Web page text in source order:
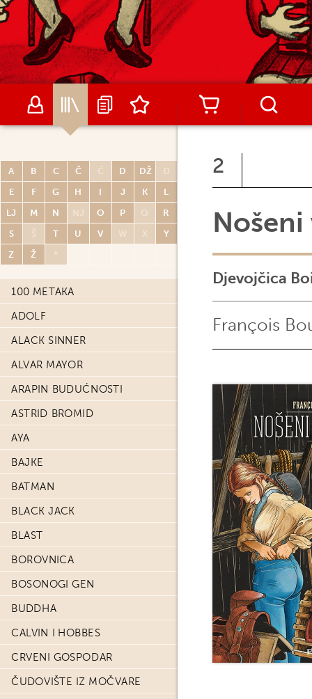
A B C Č Ć D DŽ
Đ
E
F G H I J K
L
LJ
M N NJ O P Q
R
S
Š T U V W X
Y
Z
Ž *
100 METAKA
ADOLF
ALACK SINNER
ALVAR MAYOR
ARAPIN BUDUĆNOSTI
ASTRID BROMID
AYA
BAJKE
BATMAN
BLACK JACK
BLAST
BOROVNICA
BOSONOGI GEN
BUDDHA
CALVIN I HOBBES
CRVENI GOSPODAR
ČUDOVIŠTE IZ MOČVARE
2
Djevojčica
François